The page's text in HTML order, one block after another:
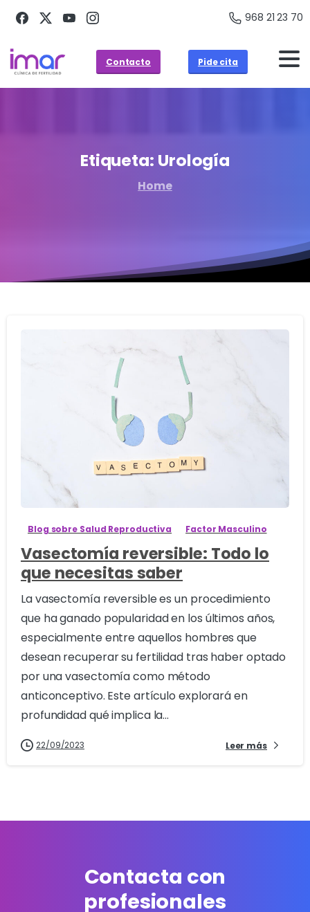
968 21 23 70
Contacto Pide cita
Etiqueta: Urología
Home
Blog sobre Salud Reproductiva Factor Masculino
Vasectomía reversible: Todo lo
que necesitas saber
La vasectomía reversible es un procedimiento
que ha ganado popularidad en los últimos años,
especialmente entre aquellos hombres que
desean recuperar su fertilidad tras haber optado
por una vasectomía como método
anticonceptivo. Este artículo explorará en
profundidad qué implica la...
22/09/2023 Leer más
Contacta con
profesionales